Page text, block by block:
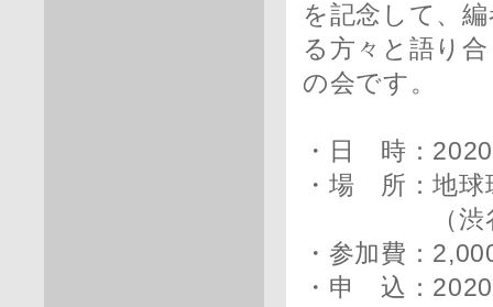
を記念して、
る方々と語り
の会です。
・日 時：
・場 所：地球
（渋谷区神
・参加費：
・申 込：